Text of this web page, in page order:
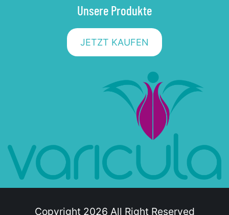
Unsere Produkte
JETZT KAUFEN
Copyright 2026 All Right Reserved